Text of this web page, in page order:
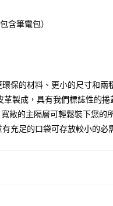
含以上)免運費
含以上)免運費
含以上)免運費
含以上)免運費
含筆電包）
保的材料、更小的尺寸和兩
革製成，具有我們標誌性的捲
敞的主隔層可輕鬆裝下您的
充足的口袋可存放較小的必